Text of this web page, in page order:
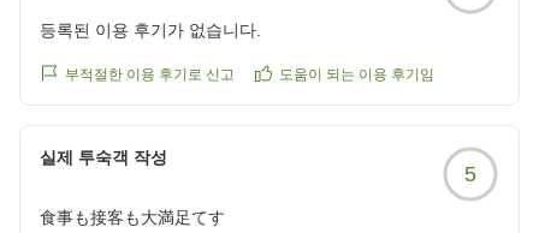
등록된 이용 후기가 없습니다.
부적절한 이용 후기로 신고 도움이 되는 이용 후기임
실제 투숙객 작성
5
食事も接客も大満足てす